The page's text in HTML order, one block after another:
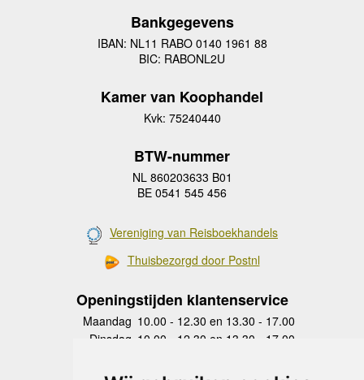
Bankgegevens
IBAN: NL11 RABO 0140 1961 88
BIC: RABONL2U
Kamer van Koophandel
Kvk: 75240440
BTW-nummer
NL 860203633 B01
BE 0541 545 456
Vereniging van Reisboekhandels
Thuisbezorgd door Postnl
Openingstijden klantenservice
Maandag 10.00 - 12.30 en 13.30 - 17.00
Dinsdag 10.00 - 12.30 en 13.30 - 17.00
Donderdag
10.00 - 12.30 en 13.30 - 17.00